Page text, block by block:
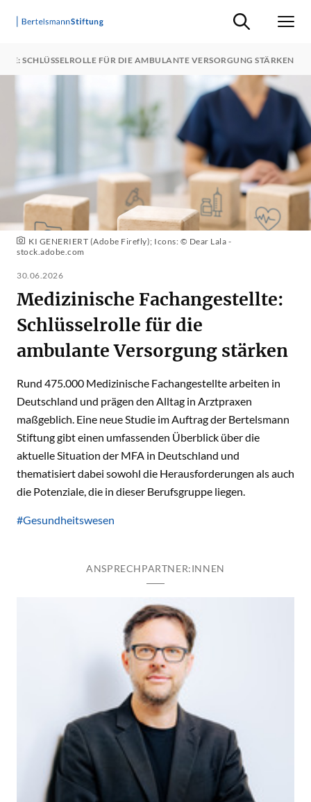
Suche ein-/
SCHLÜSSELROLLE FÜR DIE AMBULANTE VERSORGUNG STÄRKEN
KI GENERIERT (Adobe Firefly); Icons: © Dear Lala -
stock.adobe.com
30.06.2026
Medizinische Fachangestellte:
Schlüsselrolle für die
ambulante Versorgung stärken
Rund 475.000 Medizinische Fachangestellte arbeiten in
Deutschland und prägen den Alltag in Arztpraxen
maßgeblich. Eine neue Studie im Auftrag der Bertelsmann
Stiftung gibt einen umfassenden Überblick über die
aktuelle Situation der MFA in Deutschland und
thematisiert dabei sowohl die Herausforderungen als auch
die Potenziale, die in dieser Berufsgruppe liegen.
#Gesundheitswesen
ANSPRECHPARTNER:INNEN